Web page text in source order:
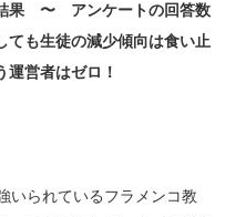
結果 〜 アンケートの回答数
ても生徒の減少傾向は食い止
営者はゼロ！
いられているフラメンコ教